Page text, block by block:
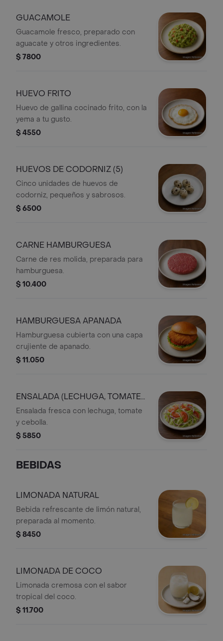
GUACAMOLE
Guacamole fresco, preparado con
aguacate y otros ingredientes.
$ 7800
HUEVO FRITO
Huevo de gallina cocinado frito, con la
yema a tu gusto.
$ 4550
HUEVOS DE CODORNIZ (5)
Cinco unidades de huevos de
codorniz, pequeños y sabrosos.
$ 6500
CARNE HAMBURGUESA
Carne de res molida, preparada para
hamburguesa.
$ 10.400
HAMBURGUESA APANADA
Hamburguesa cubierta con una capa
crujiente de apanado.
$ 11.050
ENSALADA (LECHUGA, TOMATE
Y CEBOLLA)
Ensalada fresca con lechuga, tomate
y cebolla.
$ 5850
BEBIDAS
LIMONADA NATURAL
Bebida refrescante de limón natural,
preparada al momento.
$ 8450
LIMONADA DE COCO
Limonada cremosa con el sabor
tropical del coco.
$ 11.700